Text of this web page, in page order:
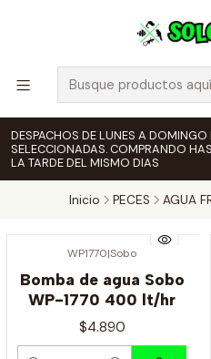
DESPACHOS DE LUNES A
SELECCIONADAS. COMPRANDO
LA TARDE DEL MISMO DIAS
Inicio PECES AGUA
WP1770|Sobo
Bomba de agua Sobo
WP-1770 400 lt/hr
$4.890